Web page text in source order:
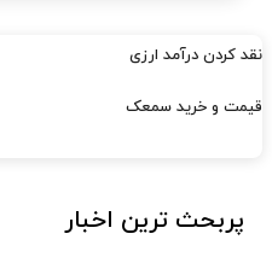
نقد کردن درآمد ارزی
قیمت و خرید سمعک
پربحث ترین اخبار